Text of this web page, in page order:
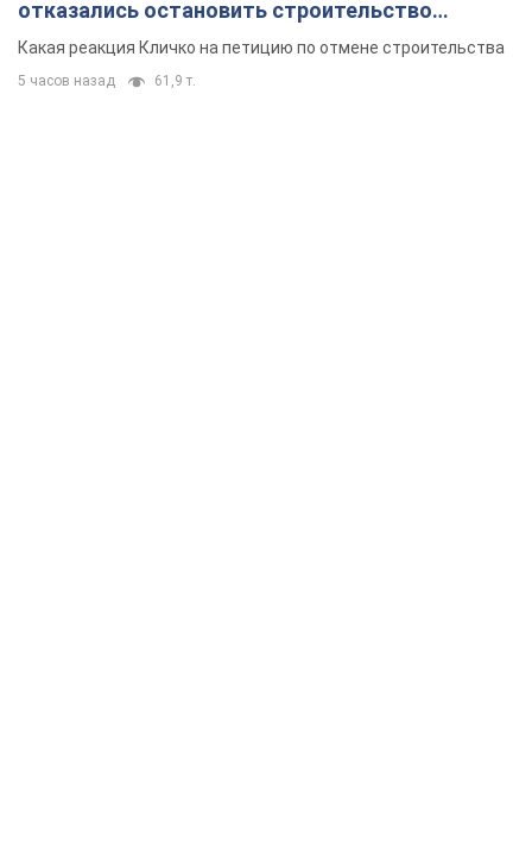
отказались остановить строительство
небоскреба "московского верующего"
Какая реакция Кличко на петицию по отмене строительства
5 часов назад 61,9 т.